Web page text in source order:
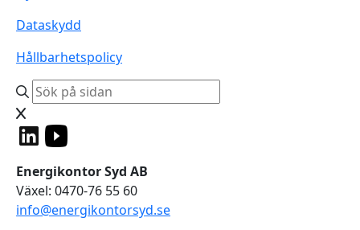
Dataskydd
Hållbarhetspolicy
Energikontor Syd AB
Växel: 0470-76 55 60
info@energikontorsyd.se